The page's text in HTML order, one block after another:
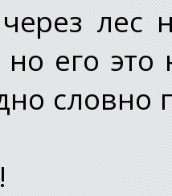
лес
его это
словно